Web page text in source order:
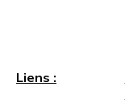
Liens :